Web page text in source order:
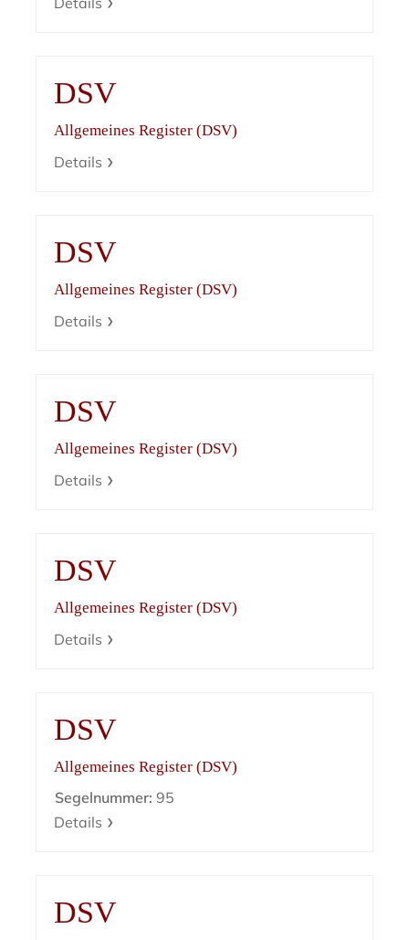
DSV
Allgemeines Register (DSV)
Details
DSV
Allgemeines Register (DSV)
Details
DSV
Allgemeines Register (DSV)
Details
DSV
Allgemeines Register (DSV)
Details
DSV
Allgemeines Register (DSV)
Segelnummer: 95
Details
DSV